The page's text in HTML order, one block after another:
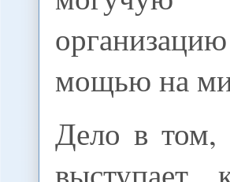
мощью на
Дело в том,